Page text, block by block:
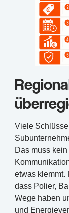
Viele
Das muss
etwas klemmt.
dass Polier,
Wege haben
und